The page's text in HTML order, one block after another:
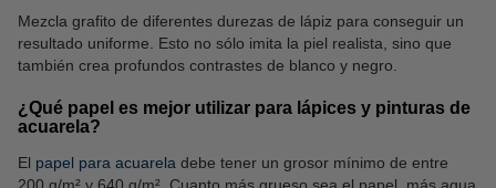
Mezcla grafito de diferentes durezas de lápiz para conseguir un
resultado uniforme. Esto no sólo imita la piel realista, sino que
también crea profundos contrastes de blanco y negro.
¿Qué papel es mejor utilizar para lápices y pinturas de
acuarela?
El papel para acuarela debe tener un grosor mínimo de entre
200 g/m² y 640 g/m². Cuanto más grueso sea el papel, más agua